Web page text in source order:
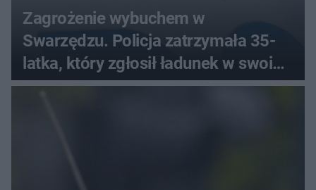
Zagrożenie wybuchem w
Swarzędzu. Policja zatrzymała 35-
latka, który zgłosił ładunek w swoim
aucie